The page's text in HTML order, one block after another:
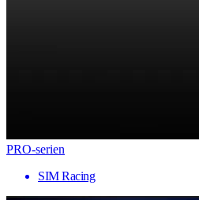
PRO-serien
SIM Racing